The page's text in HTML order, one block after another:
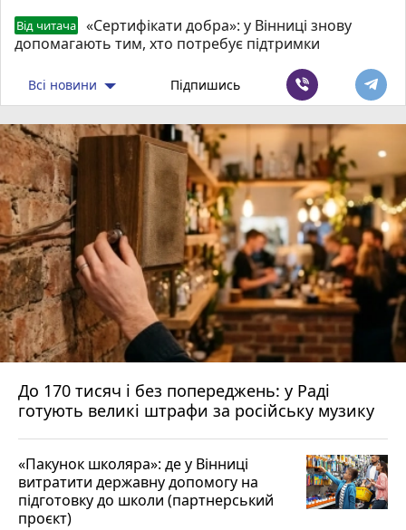
Від читача
«Сертифікати добра»: у Вінниці знову
допомагають тим, хто потребує підтримки
Всі новини Підпишись
До 170 тисяч і без попереджень: у Раді
готують великі штрафи за російську музику
«Пакунок школяра»: де у Вінниці
витратити державну допомогу на
підготовку до школи (партнерський
проєкт)